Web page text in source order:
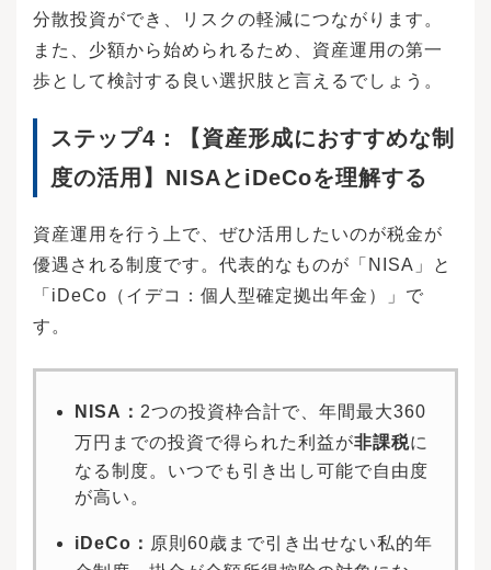
分散投資ができ、リスクの軽減につながります。
また、少額から始められるため、資産運用の第一
歩として検討する良い選択肢と言えるでしょう。
ステップ4：【資産形成におすすめな制
度の活用】NISAとiDeCoを理解する
資産運用を行う上で、ぜひ活用したいのが税金が
優遇される制度です。代表的なものが「NISA」と
「iDeCo（イデコ：個人型確定拠出年金）」で
す。
NISA： 2つの投資枠合計で、年間最大360
万円までの投資で得られた利益が非課税に
なる制度。いつでも引き出し可能で自由度
が高い。
iDeCo： 原則60歳まで引き出せない私的年